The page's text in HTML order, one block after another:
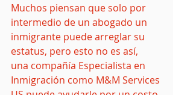
Muchos piensan que solo por
intermedio de un abogado un
inmigrante puede arreglar su
estatus, pero esto no es así,
una compañía Especialista en
Inmigración como M&M Services